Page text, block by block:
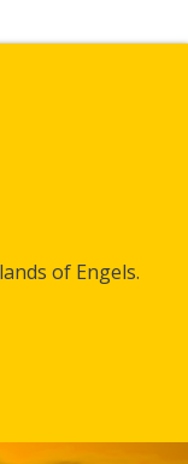
of Engels.